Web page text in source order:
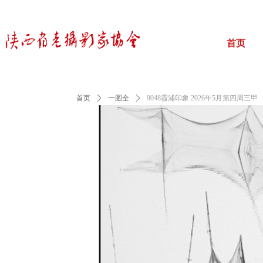
首页
首页 ꄲ 一图全 ꄲ 9048霞浦印象 2026年5月第四周三甲